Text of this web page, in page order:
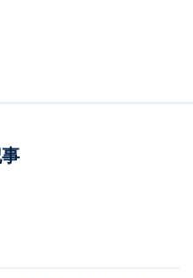
】「げ た た あ つ」を並
内で挑戦しよう